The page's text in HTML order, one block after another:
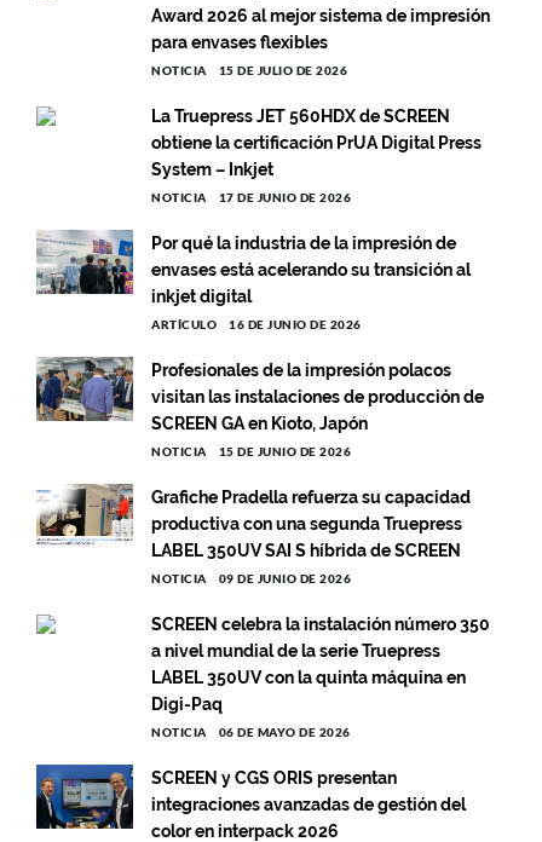
Award 2026 al mejor sistema de impresión
para envases flexibles
NOTICIA 15 DE JULIO DE 2026
La Truepress JET 560HDX de SCREEN
obtiene la certificación PrUA Digital Press
System – Inkjet
NOTICIA 17 DE JUNIO DE 2026
Por qué la industria de la impresión de
envases está acelerando su transición al
inkjet digital
ARTÍCULO 16 DE JUNIO DE 2026
Profesionales de la impresión polacos
visitan las instalaciones de producción de
SCREEN GA en Kioto, Japón
NOTICIA 15 DE JUNIO DE 2026
Grafiche Pradella refuerza su capacidad
productiva con una segunda Truepress
LABEL 350UV SAI S híbrida de SCREEN
NOTICIA 09 DE JUNIO DE 2026
SCREEN celebra la instalación número 350
a nivel mundial de la serie Truepress
LABEL 350UV con la quinta máquina en
Digi-Paq
NOTICIA 06 DE MAYO DE 2026
SCREEN y CGS ORIS presentan
integraciones avanzadas de gestión del
color en interpack 2026